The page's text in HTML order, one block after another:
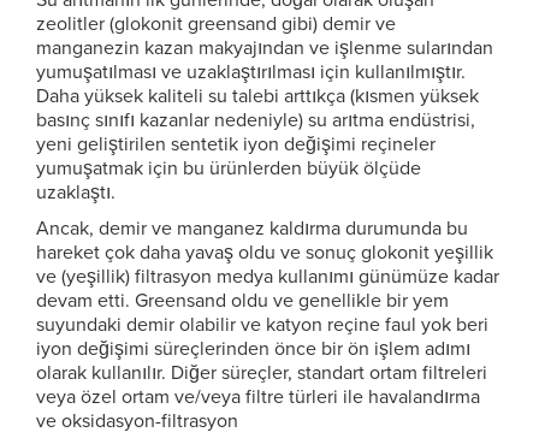
zeolitler (glokonit greensand gibi) demir ve
manganezin kazan makyajından ve işlenme sularından
yumuşatılması ve uzaklaştırılması için kullanılmıştır.
Daha yüksek kaliteli su talebi arttıkça (kısmen yüksek
basınç sınıfı kazanlar nedeniyle) su arıtma endüstrisi,
yeni geliştirilen sentetik iyon değişimi reçineler
yumuşatmak için bu ürünlerden büyük ölçüde
uzaklaştı.
Ancak, demir ve manganez kaldırma durumunda bu
hareket çok daha yavaş oldu ve sonuç glokonit yeşillik
ve (yeşillik) filtrasyon medya kullanımı günümüze kadar
devam etti. Greensand oldu ve genellikle bir yem
suyundaki demir olabilir ve katyon reçine faul yok beri
iyon değişimi süreçlerinden önce bir ön işlem adımı
olarak kullanılır. Diğer süreçler, standart ortam filtreleri
veya özel ortam ve/veya filtre türleri ile havalandırma
ve oksidasyon-filtrasyon